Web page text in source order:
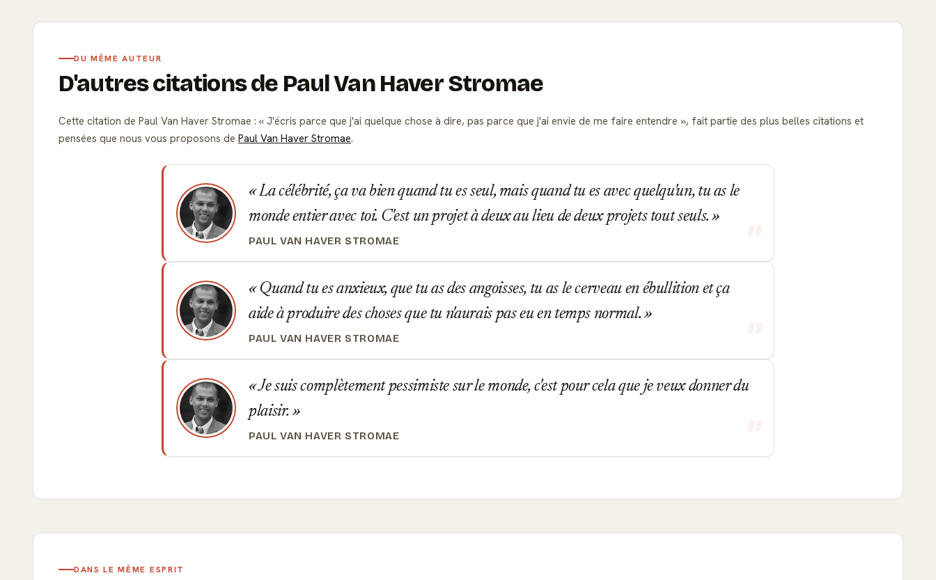
DU MÊME AUTEUR
D'autres citations de Paul Van Haver Stromae
Cette citation de Paul Van Haver Stromae : J'écris parce que j'ai quelque chose à dire, pas parce que j'ai envie de me faire entendre
, fait partie des plus belles citations et
pensées que nous vous proposons de Paul Van Haver Stromae.
La célébrité, ça va bien quand tu es seul, mais quand tu es avec quelqu'un, tu as le
monde entier avec toi. C'est un projet à deux au lieu de deux projets tout seuls.
PAUL VAN HAVER STROMAE
Quand tu es anxieux, que tu as des angoisses, tu as le cerveau en ébullition et ça
aide à produire des choses que tu n'aurais pas eu en temps normal.
PAUL VAN HAVER STROMAE
Je suis complètement pessimiste sur le monde, c'est pour cela que je veux donner du
plaisir.
PAUL VAN HAVER STROMAE
DANS LE MÊME ESPRIT